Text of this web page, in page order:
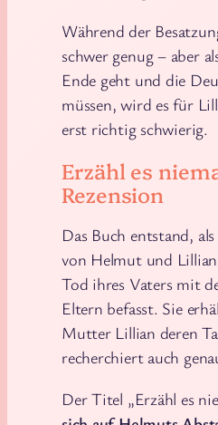
Während der
schwer genug – aber
Ende geht und die
müssen, wird es für
erst richtig schwierig.
Erzähl es
Rezension
Das Buch entstand,
von Helmut und
Tod ihres Vaters mit
Eltern befasst. Sie
Mutter Lillian deren
recherchiert auch
Der Titel „Erzähl es